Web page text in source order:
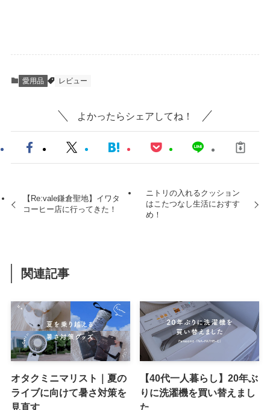
愛用品 レビュー
よかったらシェアしてね！
【Re:vale鎌倉聖地】イワタ
コーヒー店に行ってきた！
ニトリの入れるクッション
はこたつなし生活におすす
め！
関連記事
オタクミニマリスト｜夏の
ライブに向けて暑さ対策を
見直す
【40代一人暮らし】20年ぶ
りに洗濯機を買い替えまし
た